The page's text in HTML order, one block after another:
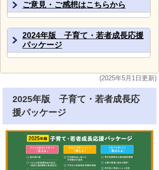
ご意見・ご感想はこちらから
2024年版 子育て・若者成長応援
パッケージ
(2025年5月1日更新)
2025年版 子育て・若者成長応
援パッケージ